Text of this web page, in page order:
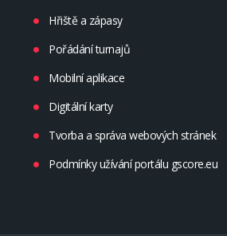
Hřiště a zápasy
Pořádání turnajů
Mobilní aplikace
Digitální karty
Tvorba a správa webových stránek
Podmínky užívání portálu gscore.eu